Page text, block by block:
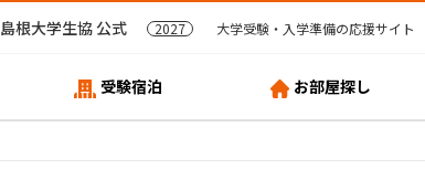
島根大学生協 公式 2027 大学受験・入学準備の応援サイト
受験宿泊 お部屋探し